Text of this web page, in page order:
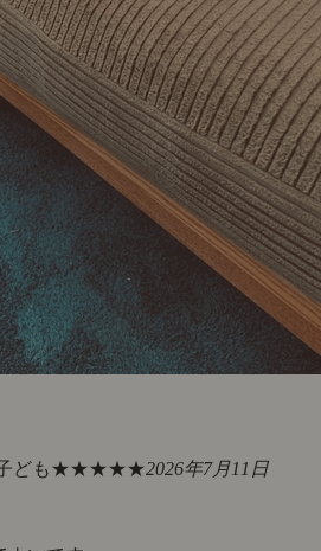
ども★★★★★2026年7月11日